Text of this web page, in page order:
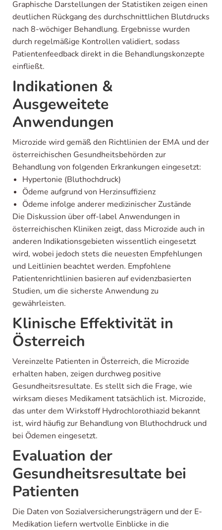
Graphische Darstellungen der Statistiken zeigen einen
deutlichen Rückgang des durchschnittlichen Blutdrucks
nach 8-wöchiger Behandlung. Ergebnisse wurden
durch regelmäßige Kontrollen validiert, sodass
Patientenfeedback direkt in die Behandlungskonzepte
einfließt.
Indikationen &
Ausgeweitete
Anwendungen
Microzide wird gemäß den Richtlinien der EMA und der
österreichischen Gesundheitsbehörden zur
Behandlung von folgenden Erkrankungen eingesetzt:
Hypertonie (Bluthochdruck)
Ödeme aufgrund von Herzinsuffizienz
Ödeme infolge anderer medizinischer Zustände
Die Diskussion über off-label Anwendungen in
österreichischen Kliniken zeigt, dass Microzide auch in
anderen Indikationsgebieten wissentlich eingesetzt
wird, wobei jedoch stets die neuesten Empfehlungen
und Leitlinien beachtet werden. Empfohlene
Patientenrichtlinien basieren auf evidenzbasierten
Studien, um die sicherste Anwendung zu
gewährleisten.
Klinische Effektivität in
Österreich
Vereinzelte Patienten in Österreich, die Microzide
erhalten haben, zeigen durchweg positive
Gesundheitsresultate. Es stellt sich die Frage, wie
wirksam dieses Medikament tatsächlich ist. Microzide,
das unter dem Wirkstoff Hydrochlorothiazid bekannt
ist, wird häufig zur Behandlung von Bluthochdruck und
bei Ödemen eingesetzt.
Evaluation der
Gesundheitsresultate bei
Patienten
Die Daten von Sozialversicherungsträgern und der E-
Medikation liefern wertvolle Einblicke in die